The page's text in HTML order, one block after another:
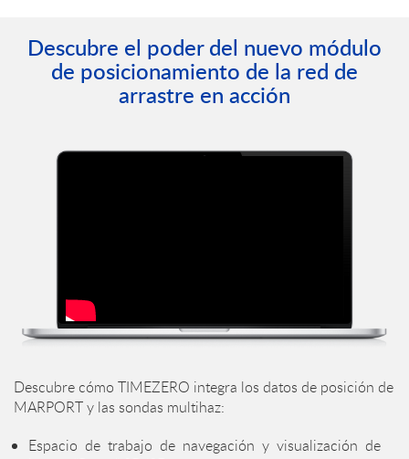
Descubre el poder del nuevo módulo
de posicionamiento de la red de
arrastre en acción
Descubre cómo TIMEZERO integra los datos de posición de
MARPORT y las sondas multihaz:
Espacio de trabajo de navegación y visualización de